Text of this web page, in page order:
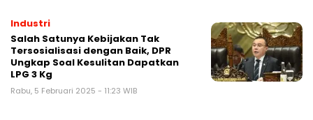
Industri
Salah Satunya Kebijakan Tak
Tersosialisasi dengan Baik, DPR
Ungkap Soal Kesulitan Dapatkan
LPG 3 Kg
Rabu, 5 Februari 2025 - 11:23 WIB